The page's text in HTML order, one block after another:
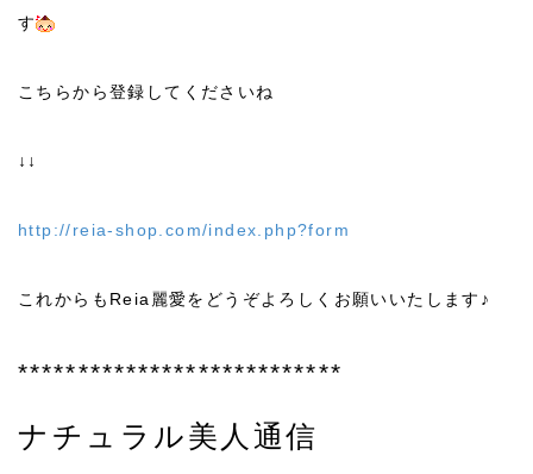
す
こちらから登録してくださいね
↓↓
http://reia-shop.com/index.php?form
これからもReia麗愛をどうぞよろしくお願いいたします♪
***************************
ナチュラル美人通信